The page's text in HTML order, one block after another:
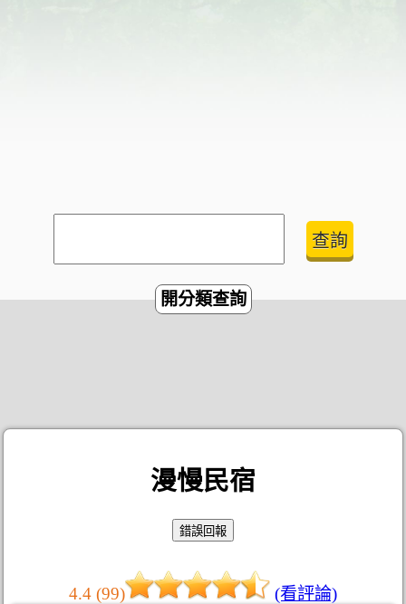
開分類查詢
漫慢民宿
4.4 (99)
(看評論)